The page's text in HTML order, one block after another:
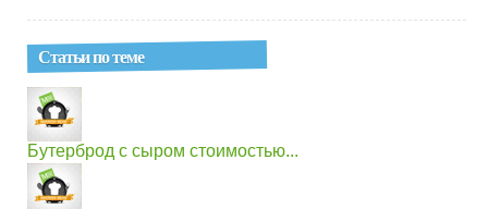
Статьи по теме
Бутерброд с сыром стоимостью...